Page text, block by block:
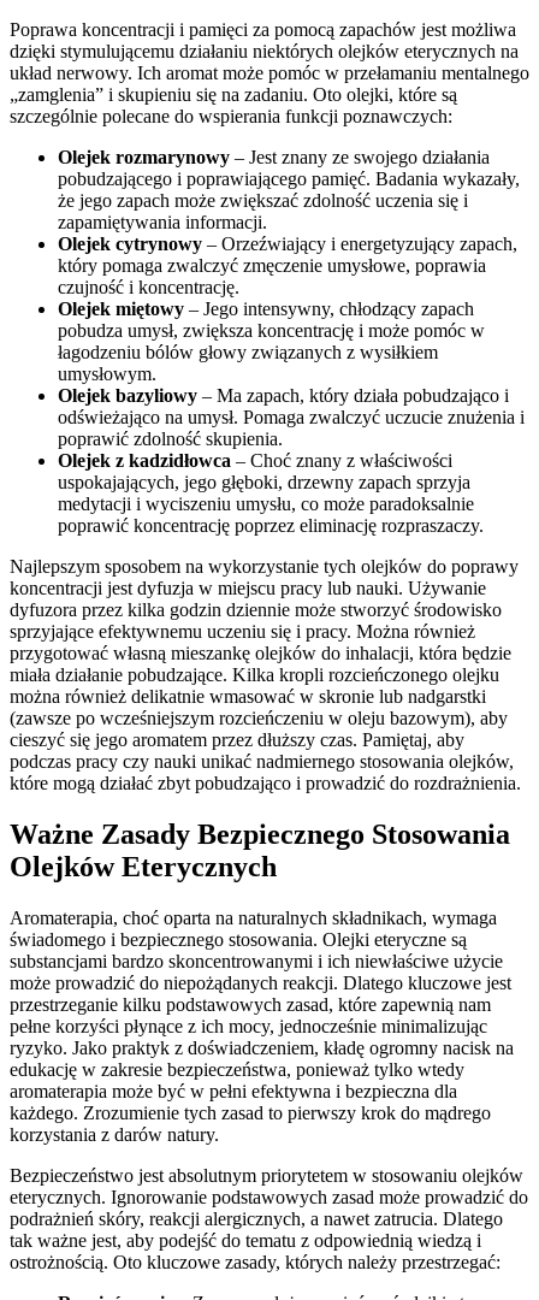
Poprawa koncentracji i pamięci za pomocą zapachów jest możliwa
dzięki stymulującemu działaniu niektórych olejków eterycznych na
układ nerwowy. Ich aromat może pomóc w przełamaniu mentalnego
„zamglenia” i skupieniu się na zadaniu. Oto olejki, które są
szczególnie polecane do wspierania funkcji poznawczych:
Olejek rozmarynowy – Jest znany ze swojego działania
pobudzającego i poprawiającego pamięć. Badania wykazały,
że jego zapach może zwiększać zdolność uczenia się i
zapamiętywania informacji.
Olejek cytrynowy – Orzeźwiający i energetyzujący zapach,
który pomaga zwalczyć zmęczenie umysłowe, poprawia
czujność i koncentrację.
Olejek miętowy – Jego intensywny, chłodzący zapach
pobudza umysł, zwiększa koncentrację i może pomóc w
łagodzeniu bólów głowy związanych z wysiłkiem
umysłowym.
Olejek bazyliowy – Ma zapach, który działa pobudzająco i
odświeżająco na umysł. Pomaga zwalczyć uczucie znużenia i
poprawić zdolność skupienia.
Olejek z kadzidłowca – Choć znany z właściwości
uspokajających, jego głęboki, drzewny zapach sprzyja
medytacji i wyciszeniu umysłu, co może paradoksalnie
poprawić koncentrację poprzez eliminację rozpraszaczy.
Najlepszym sposobem na wykorzystanie tych olejków do poprawy
koncentracji jest dyfuzja w miejscu pracy lub nauki. Używanie
dyfuzora przez kilka godzin dziennie może stworzyć środowisko
sprzyjające efektywnemu uczeniu się i pracy. Można również
przygotować własną mieszankę olejków do inhalacji, która będzie
miała działanie pobudzające. Kilka kropli rozcieńczonego olejku
można również delikatnie wmasować w skronie lub nadgarstki
(zawsze po wcześniejszym rozcieńczeniu w oleju bazowym), aby
cieszyć się jego aromatem przez dłuższy czas. Pamiętaj, aby
podczas pracy czy nauki unikać nadmiernego stosowania olejków,
które mogą działać zbyt pobudzająco i prowadzić do rozdrażnienia.
Ważne Zasady Bezpiecznego Stosowania
Olejków Eterycznych
Aromaterapia, choć oparta na naturalnych składnikach, wymaga
świadomego i bezpiecznego stosowania. Olejki eteryczne są
substancjami bardzo skoncentrowanymi i ich niewłaściwe użycie
może prowadzić do niepożądanych reakcji. Dlatego kluczowe jest
przestrzeganie kilku podstawowych zasad, które zapewnią nam
pełne korzyści płynące z ich mocy, jednocześnie minimalizując
ryzyko. Jako praktyk z doświadczeniem, kładę ogromny nacisk na
edukację w zakresie bezpieczeństwa, ponieważ tylko wtedy
aromaterapia może być w pełni efektywna i bezpieczna dla
każdego. Zrozumienie tych zasad to pierwszy krok do mądrego
korzystania z darów natury.
Bezpieczeństwo jest absolutnym priorytetem w stosowaniu olejków
eterycznych. Ignorowanie podstawowych zasad może prowadzić do
podrażnień skóry, reakcji alergicznych, a nawet zatrucia. Dlatego
tak ważne jest, aby podejść do tematu z odpowiednią wiedzą i
ostrożnością. Oto kluczowe zasady, których należy przestrzegać: